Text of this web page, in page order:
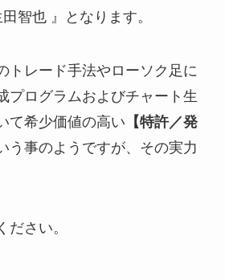
智也 』となります。
トレード手法やローソク足に
プログラムおよびチャート生
て希少価値の高い 【特許／発
う事のようですが、その実力
ださい。